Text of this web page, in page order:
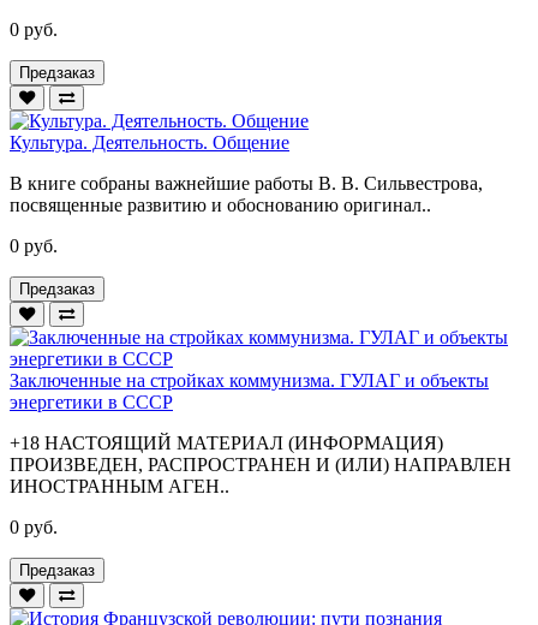
0 руб.
Предзаказ
Культура. Деятельность. Общение
В книге собраны важнейшие работы В. В. Сильвестрова,
посвященные развитию и обоснованию оригинал..
0 руб.
Предзаказ
Заключенные на стройках коммунизма. ГУЛАГ и объекты
энергетики в СССР
+18 НАСТОЯЩИЙ МАТЕРИАЛ (ИНФОРМАЦИЯ)
ПРОИЗВЕДЕН, РАСПРОСТРАНЕН И (ИЛИ) НАПРАВЛЕН
ИНОСТРАННЫМ АГЕН..
0 руб.
Предзаказ